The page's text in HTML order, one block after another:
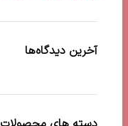
آخرین دیدگاه‌ها